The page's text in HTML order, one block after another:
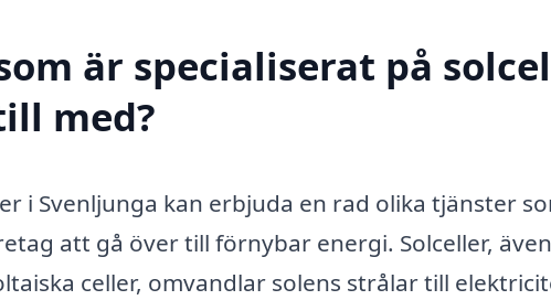
är specialiserat på
med?
i Svenljunga kan erbjuda en rad olika tjänster
att gå över till förnybar energi. Solceller, även
celler, omvandlar solens strålar till